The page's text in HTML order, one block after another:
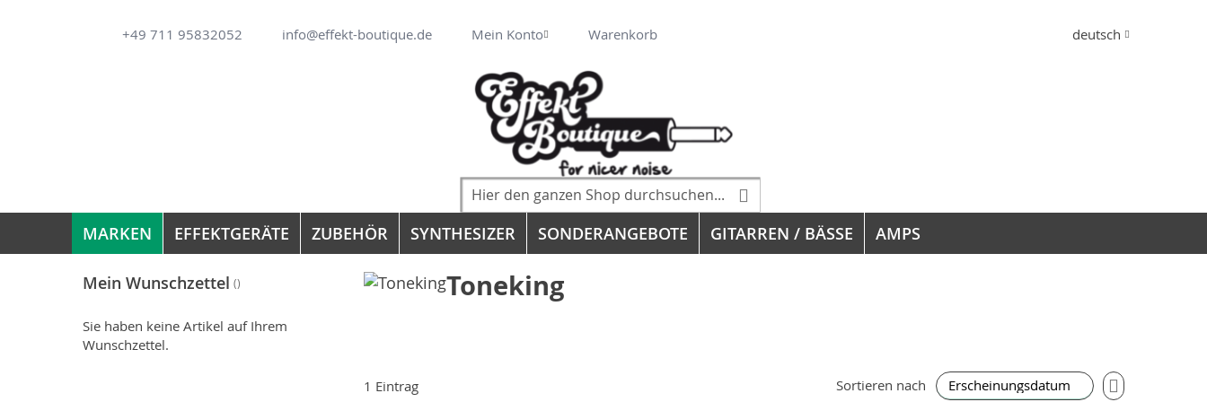
+49 711 95832052 info@effekt-boutique.de Mein KontoVeränderung
Warenkorb Sprache
deutsch
Suche Suche
MARKEN EFFEKTGERÄTE ZUBEHÖR SYNTHESIZER SONDERANGEBOTE GITARREN / BÄSSE AMPS
Toneking
1 Eintrag Sortieren nach In
aufsteigender
Mein Wunschzettel
Sie haben keine Artikel auf Ihrem
Wunschzettel.